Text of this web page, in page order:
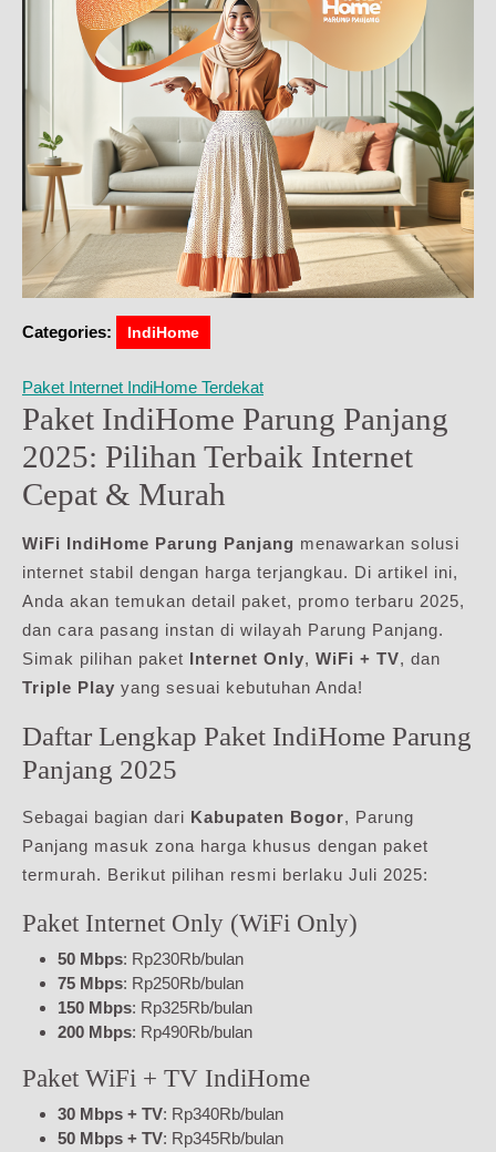
Categories: IndiHome
Paket Internet IndiHome Terdekat
Paket IndiHome Parung Panjang
2025: Pilihan Terbaik Internet
Cepat & Murah
WiFi IndiHome Parung Panjang menawarkan solusi
internet stabil dengan harga terjangkau. Di artikel ini,
Anda akan temukan detail paket, promo terbaru 2025,
dan cara pasang instan di wilayah Parung Panjang.
Simak pilihan paket Internet Only, WiFi + TV, dan
Triple Play yang sesuai kebutuhan Anda!
Daftar Lengkap Paket IndiHome Parung
Panjang 2025
Sebagai bagian dari Kabupaten Bogor, Parung
Panjang masuk zona harga khusus dengan paket
termurah. Berikut pilihan resmi berlaku Juli 2025:
Paket Internet Only (WiFi Only)
50 Mbps: Rp230Rb/bulan
75 Mbps: Rp250Rb/bulan
150 Mbps: Rp325Rb/bulan
200 Mbps: Rp490Rb/bulan
Paket WiFi + TV IndiHome
30 Mbps + TV: Rp340Rb/bulan
50 Mbps + TV: Rp345Rb/bulan